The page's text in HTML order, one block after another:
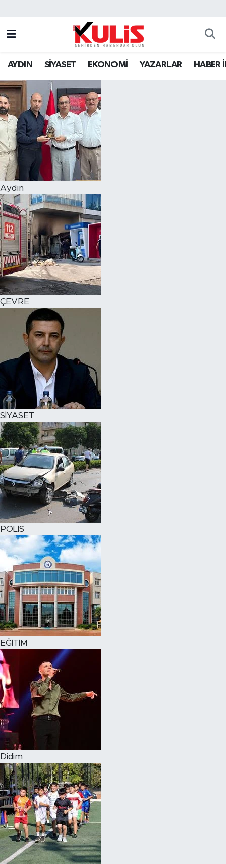
AYDIN SİYASET EKONOMİ YAZARLAR HABER
Aydın
ÇEVRE
SİYASET
POLİS
EĞİTİM
Didim